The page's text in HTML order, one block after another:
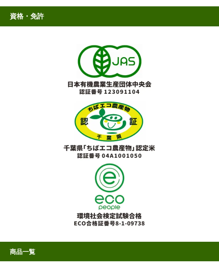
資格・免許
商品一覧